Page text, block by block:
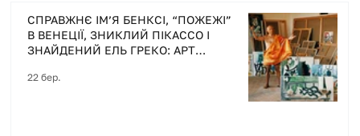
СПРАВЖНЄ ІМ’Я БЕНКСІ, “ПОЖЕЖІ”
В ВЕНЕЦІЇ, ЗНИКЛИЙ ПІКАССО І
ЗНАЙДЕНИЙ ЕЛЬ ГРЕКО: АРТ
22 бер.